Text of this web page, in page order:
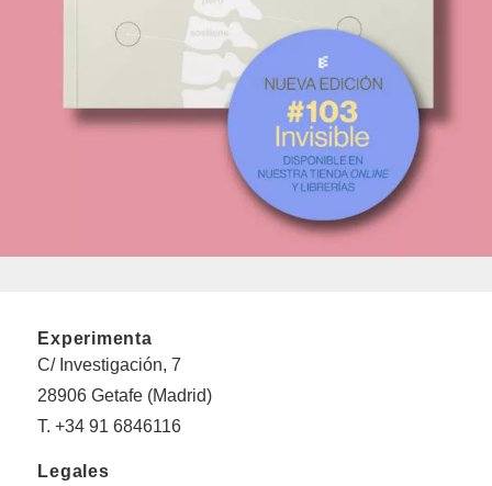
Experimenta
C/ Investigación, 7
28906 Getafe (Madrid)
T. +34 91 6846116
Legales